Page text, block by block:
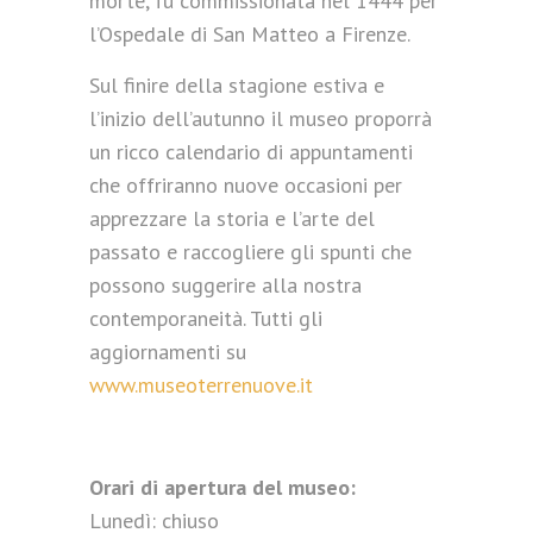
l’Ospedale di San Matteo a Firenze.
Sul finire della stagione estiva e
l’inizio dell’autunno il museo proporrà
un ricco calendario di appuntamenti
che offriranno nuove occasioni per
apprezzare la storia e l’arte del
passato e raccogliere gli spunti che
possono suggerire alla nostra
contemporaneità. Tutti gli
aggiornamenti su
www.museoterrenuove.it
Orari di apertura del museo:
Lunedì: chiuso